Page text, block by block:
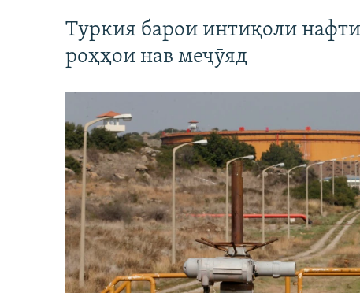
Туркия барои интиқоли
роҳҳои нав меҷӯяд